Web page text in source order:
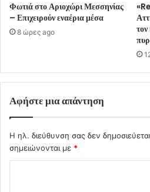
Φωτιά στο Αριοχώρι Μεσσηνίας
– Επιχειρούν εναέρια μέσα
8 ώρες ago
Αφήστε μια απάντηση
Η ηλ. διεύθυνση σας δεν
σημειώνονται με *